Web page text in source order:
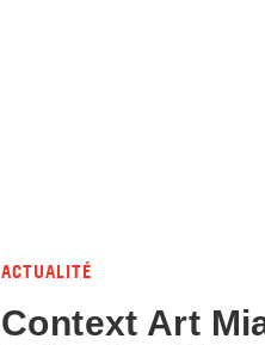
ACTUALITÉ
Context Art